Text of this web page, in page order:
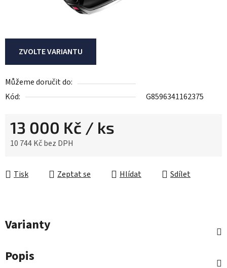
ZVOLTE VARIANTU
Můžeme doručit do:
Kód:
G8596341162375
13 000 Kč / ks
10 744 Kč bez DPH
Tisk
Zeptat se Hlídat Sdílet
Varianty
Popis